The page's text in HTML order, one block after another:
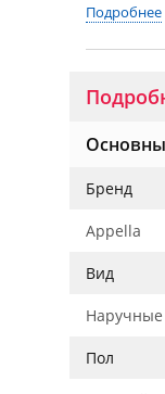
Подробнее
Бренд
Appella
Вид
Наручные
Пол